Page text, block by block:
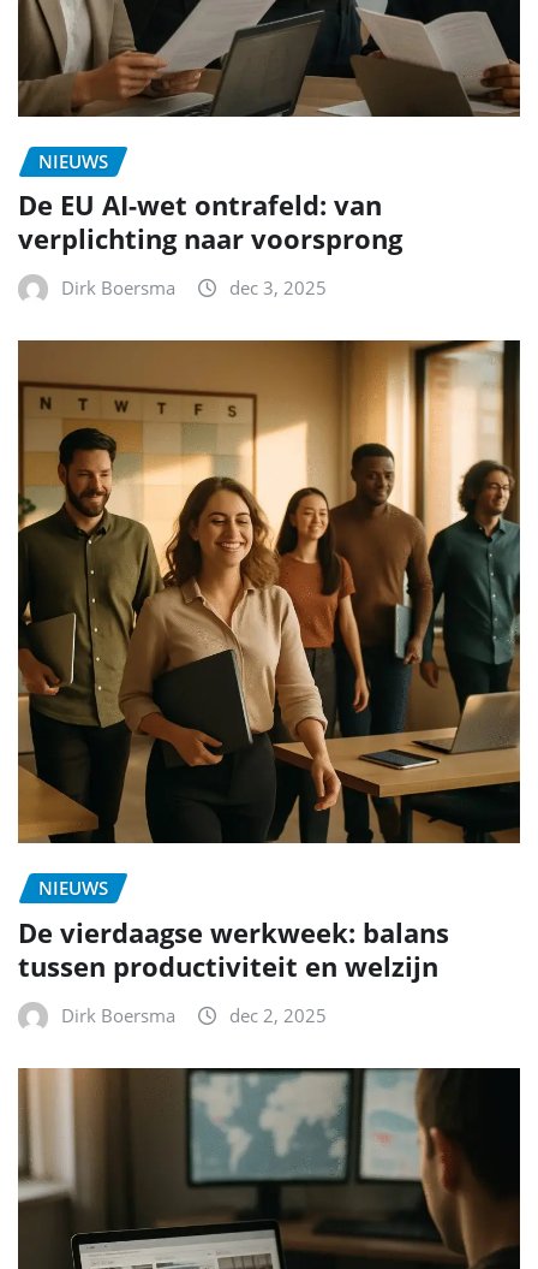
NIEUWS
De EU AI-wet ontrafeld: van
verplichting naar voorsprong
Dirk Boersma dec 3, 2025
NIEUWS
De vierdaagse werkweek: balans
tussen productiviteit en welzijn
Dirk Boersma dec 2, 2025